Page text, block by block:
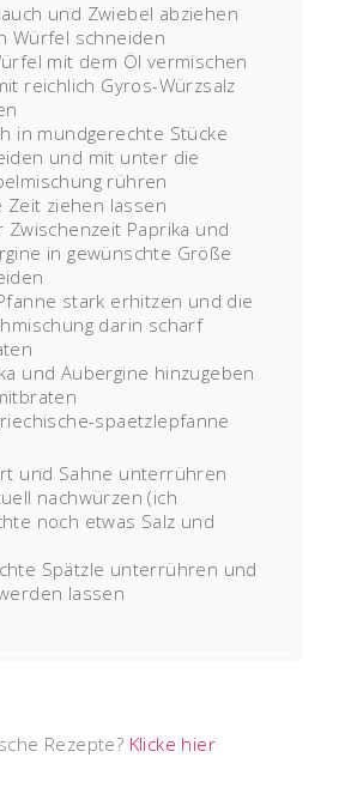
und Zwiebel abziehen
Würfel schneiden
mit dem Öl vermischen
reichlich Gyros-Würzsalz
in mundgerechte Stücke
und mit unter die
rühren
Zeit ziehen lassen
Zwischenzeit Paprika und
in gewünschte Größe
stark erhitzen und die
darin scharf
und Aubergine hinzugeben
und Sahne unterrühren
nachwürzen (ich
noch etwas Salz und
Spätzle unterrühren und
lassen
Rezepte? Klicke hier